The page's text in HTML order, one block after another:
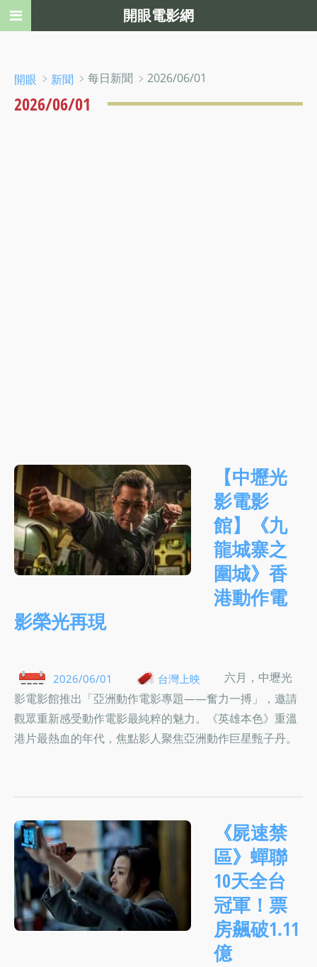
開眼 ﹥ 新聞 ﹥每日新聞 ﹥2026/06/01
2026/06/01
【中壢光
影電影
館】《九
龍城寨之
圍城》香
港動作電
影榮光再現
2026/06/01 台灣上映
六月，中壢光
影電影館推出「亞洲動作電影專題——奮力一搏」，邀請
觀眾重新感受動作電影最純粹的魅力。《英雄本色》重溫
港片最熱血的年代，焦點影人聚焦亞洲動作巨星甄子丹。
《屍速禁
區》蟬聯
10天全台
冠軍！票
房飆破1.11
億
開眼電影網